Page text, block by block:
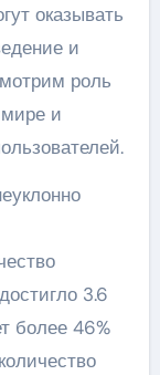
оказывать
и
роль
и
3.6
более 46%